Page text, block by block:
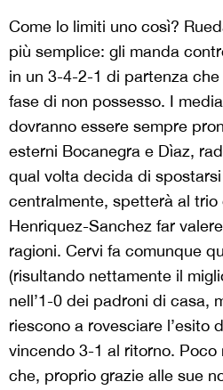
Come lo limiti uno così?
più semplice: gli manda
in un 3-4-2-1 di partenza
fase di non possesso. I
dovranno essere sempre
esterni Bocanegra e Dìaz,
qual volta decida di
centralmente, spetterà al trio
Henriquez-Sanchez far
ragioni. Cervi fa comunque
(risultando nettamente il
nell’1-0 dei padroni di casa,
riescono a rovesciare l’esito
vincendo 3-1 al ritorno. Poco
che, proprio grazie alle sue